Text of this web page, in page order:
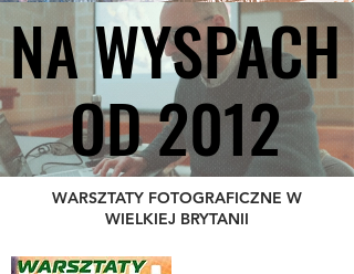
NA WYSPACH
OD 2012
NA WYSPACH
OD 2012
WARSZTATY FOTOGRAFICZNE W
WIELKIEJ BRYTANII